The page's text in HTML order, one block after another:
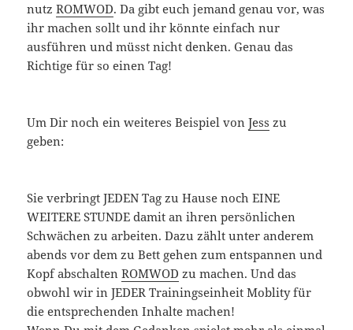
nutzROMWOD. Da gibt euch jemand genau vor, was
ihr machen sollt und ihr könnte einfach nur
ausführen und müsst nicht denken. Genau das
Richtige für so einen Tag!
Um Dir noch ein weiteres Beispiel vonJess zu
geben:
Sie verbringt JEDEN Tag zu Hause noch EINE
WEITERE STUNDE damit an ihren persönlichen
Schwächen zu arbeiten. Dazu zählt unter anderem
abends vor dem zu Bett gehen zum entspannen und
Kopf abschaltenROMWOD zu machen. Und das
obwohl wir in JEDER Trainingseinheit Moblity für
die entsprechenden Inhalte machen!